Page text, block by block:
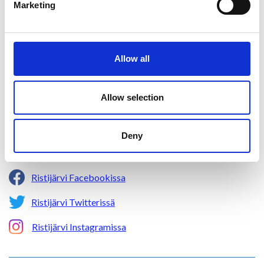
Marketing
Allow all
Allow selection
Deny
Ristijärven kunta
Ristijärvi Facebookissa
Ristijärvi Twitterissä
Ristijärvi Instagramissa